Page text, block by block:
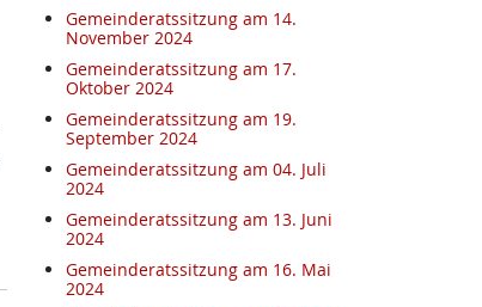
Gemeinderatssitzung am 14.
November 2024
Gemeinderatssitzung am 17.
Oktober 2024
Gemeinderatssitzung am 19.
September 2024
Gemeinderatssitzung am 04. Juli
2024
Gemeinderatssitzung am 13. Juni
2024
Gemeinderatssitzung am 16. Mai
2024